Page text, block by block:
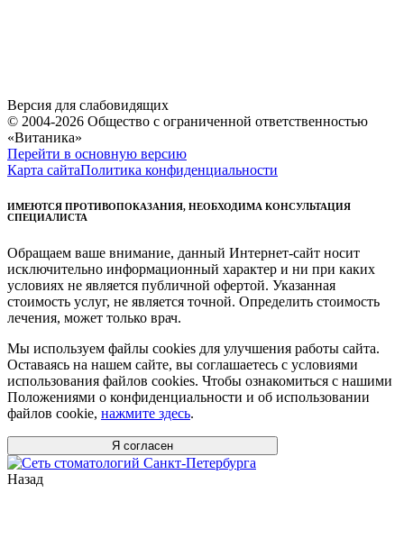
Версия для слабовидящих
© 2004-2026 Общество с ограниченной ответственностью
«Витаника»
Перейти в основную версию
Карта сайтаПолитика конфиденциальности
ИМЕЮТСЯ ПРОТИВОПОКАЗАНИЯ, НЕОБХОДИМА КОНСУЛЬТАЦИЯ
СПЕЦИАЛИСТА
Обращаем ваше внимание, данный Интернет-сайт носит
исключительно информационный характер и ни при каких
условиях не является публичной офертой. Указанная
стоимость услуг, не является точной. Определить стоимость
лечения, может только врач.
Мы используем файлы cookies для улучшения работы сайта.
Оставаясь на нашем сайте, вы соглашаетесь с условиями
использования файлов cookies. Чтобы ознакомиться с нашими
Положениями о конфиденциальности и об использовании
файлов cookie, нажмите здесь.
Я согласен
Назад